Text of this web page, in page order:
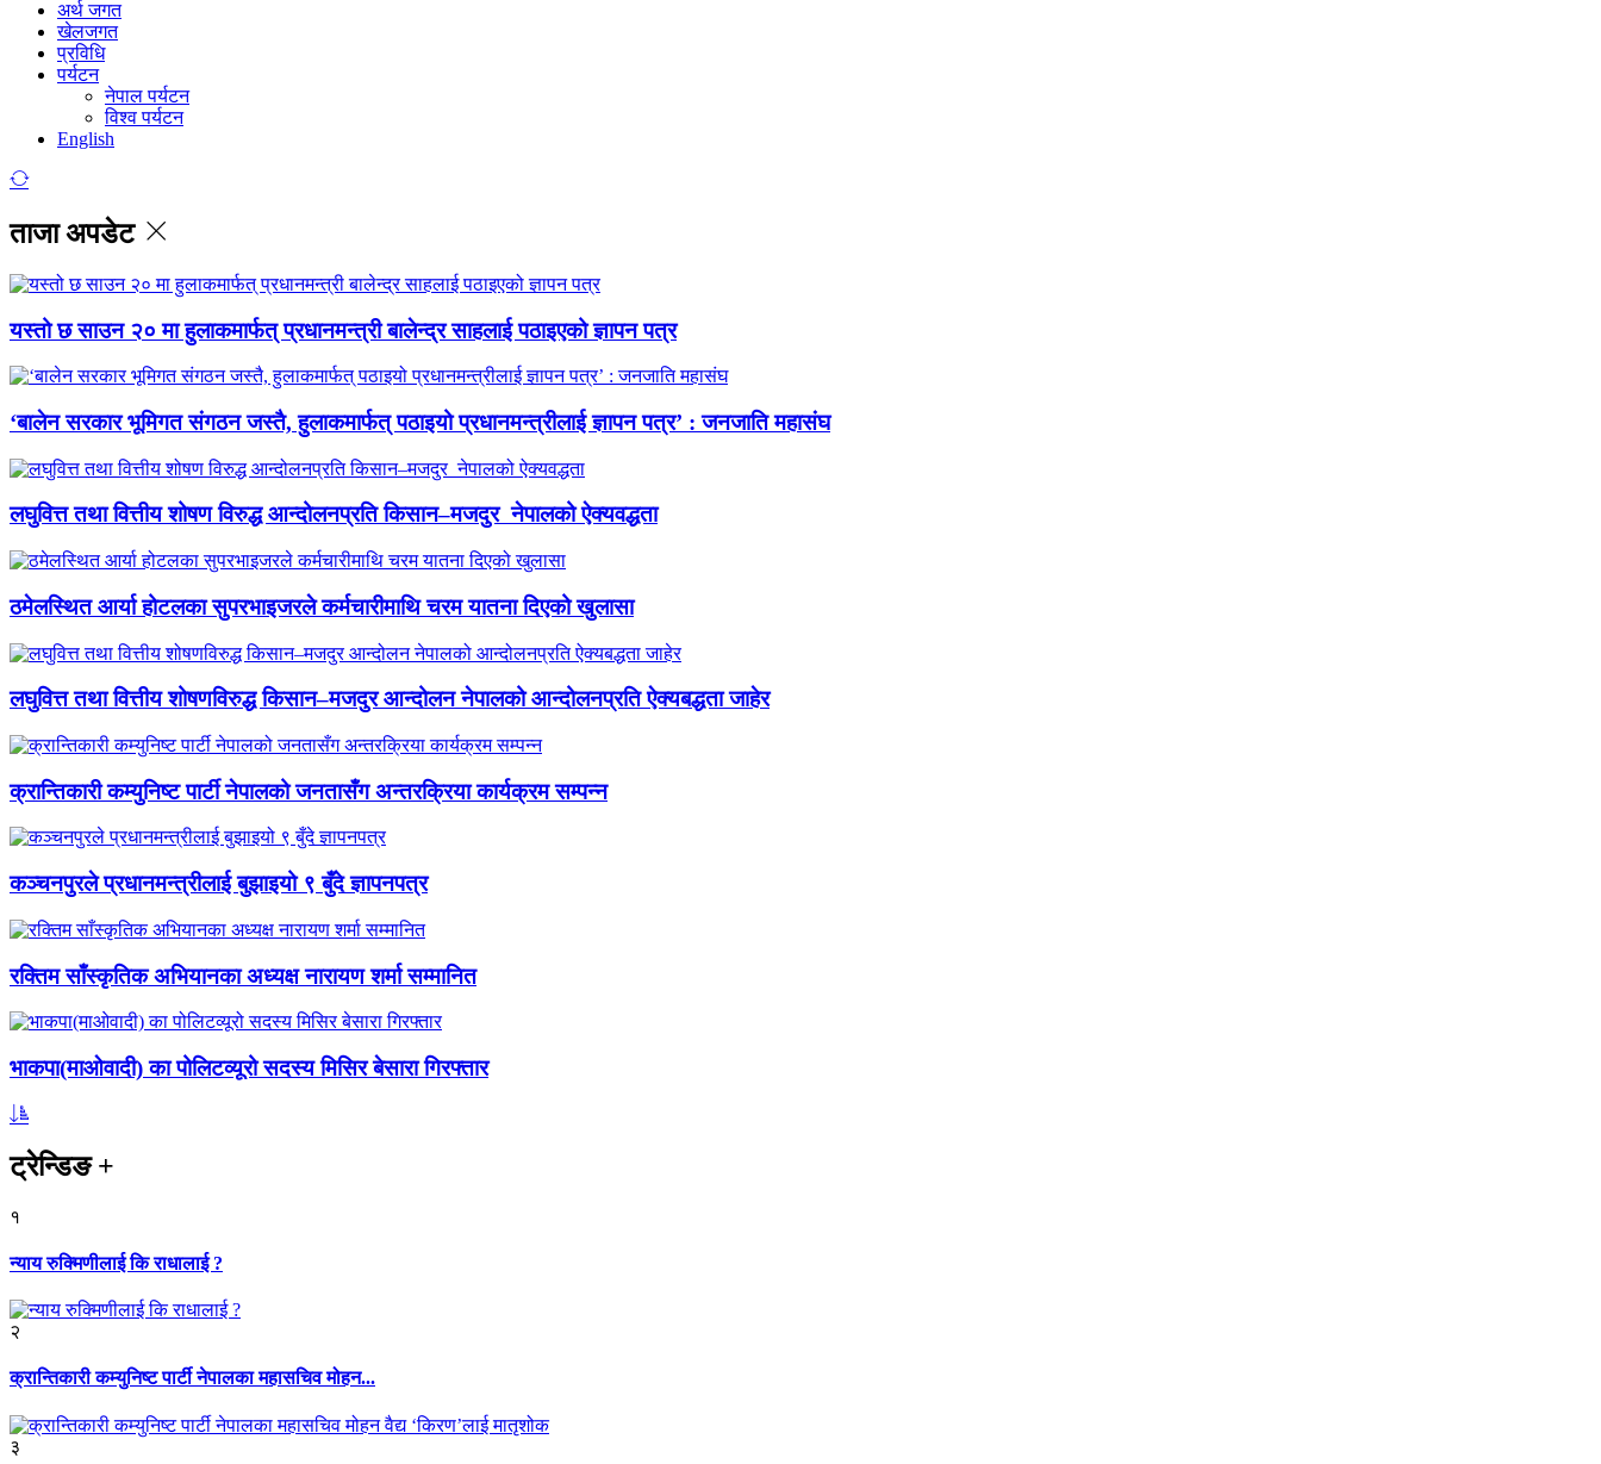
अर्थ जगत
खेलजगत
प्रविधि
पर्यटन
नेपाल पर्यटन
विश्व पर्यटन
English
ताजा अपडेट
यस्तो छ साउन २० मा हुलाकमार्फत् प्रधानमन्त्री बालेन्द्र साहलाई पठाइएको ज्ञापन पत्र
‘बालेन सरकार भूमिगत संगठन जस्तै, हुलाकमार्फत् पठाइयो प्रधानमन्त्रीलाई ज्ञापन पत्र’ : जनजाति महासंघ
लघुवित्त तथा वित्तीय शोषण विरुद्ध आन्दोलनप्रति किसान–मजदुर नेपालको ऐक्यवद्धता
ठमेलस्थित आर्या होटलका सुपरभाइजरले कर्मचारीमाथि चरम यातना दिएको खुलासा
लघुवित्त तथा वित्तीय शोषणविरुद्ध किसान–मजदुर आन्दोलन नेपालको आन्दोलनप्रति ऐक्यबद्धता जाहेर
क्रान्तिकारी कम्युनिष्ट पार्टी नेपालको जनतासँग अन्तरक्रिया कार्यक्रम सम्पन्न
कञ्चनपुरले प्रधानमन्त्रीलाई बुझाइयो ९ बुँदे ज्ञापनपत्र
रक्तिम साँस्कृतिक अभियानका अध्यक्ष नारायण शर्मा सम्मानित
भाकपा(माओवादी) का पोलिटव्यूरो सदस्य मिसिर बेसारा गिरफ्तार
ट्रेन्डिङ+
१
न्याय रुक्मिणीलाई कि राधालाई ?
२
क्रान्तिकारी कम्युनिष्ट पार्टी नेपालका महासचिव मोहन...
३